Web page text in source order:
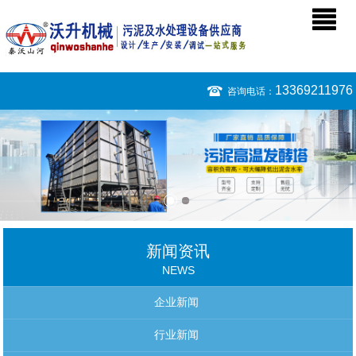
咨询电话： 13369211976
新闻资讯
NEWS
企业新闻
行业新闻